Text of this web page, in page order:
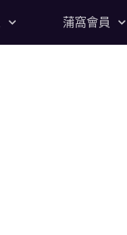
蒲窩會員